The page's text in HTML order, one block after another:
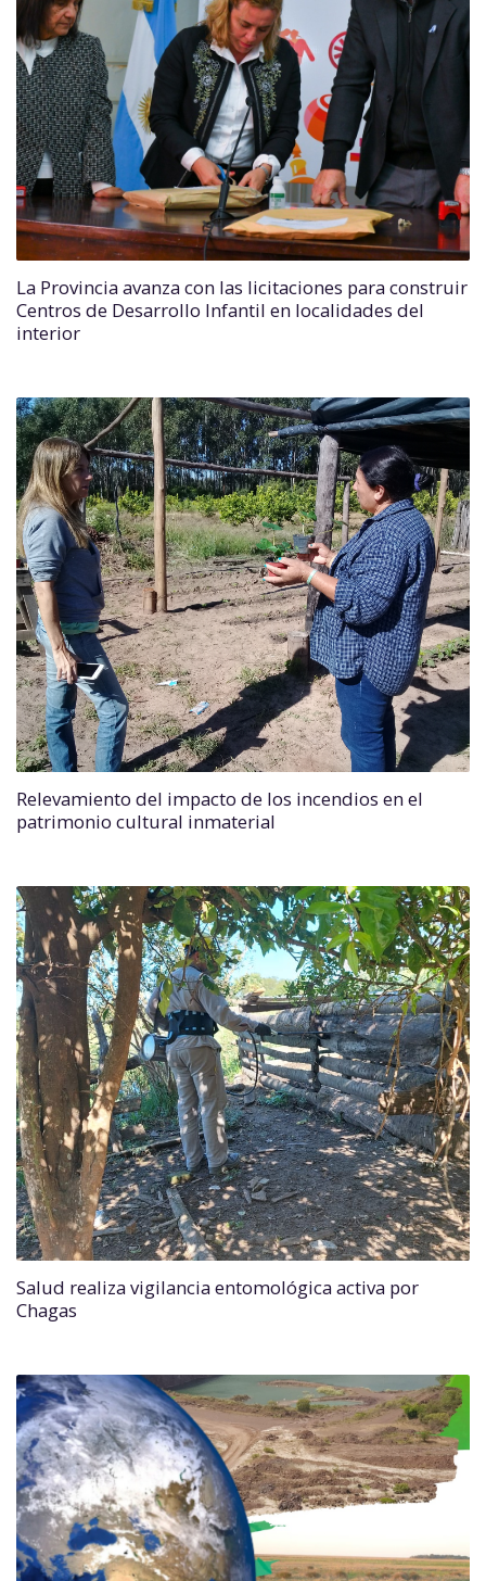
La Provincia avanza con las licitaciones para construir
Centros de Desarrollo Infantil en localidades del
interior
Relevamiento del impacto de los incendios en el
patrimonio cultural inmaterial
Salud realiza vigilancia entomológica activa por
Chagas